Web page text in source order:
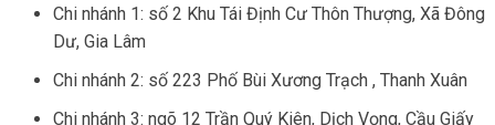
Chi nhánh 1: số 2 Khu Tái Định Cư Thôn Thượng, Xã Đông
Dư, Gia Lâm
Chi nhánh 2: số 223 Phố Bùi Xương Trạch , Thanh Xuân
Chi nhánh 3: ngõ 12 Trần Quý Kiên, Dịch Vọng, Cầu Giấy